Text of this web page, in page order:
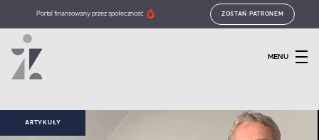
Portal finansowany przez społeczność ZOSTAŃ PATRONEM
MENU
ARTYKUŁY